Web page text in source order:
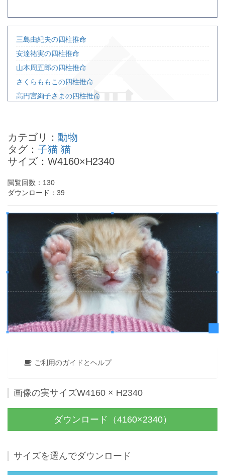
三島由紀夫の四柱推命
安達祐実の四柱推命
山本周五郎の四柱推命
さくらももこの四柱推命
高円宮絢子さまの四柱推命
浜田省吾の四柱推命
大橋未歩の四柱推命
田中義剛の四柱推命
カテゴリ： 動物
タグ： 子猫 猫
サイズ：W4160×H2340
閲覧回数： 130
ダウンロード： 39
ご利用のガイドとヘルプ
画像の実サイズW4160 × H2340
ダウンロード（4160×2340）
サイズを選んでダウンロード